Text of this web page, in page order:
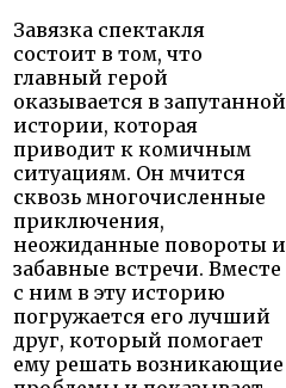
Завязка спектакля
состоит в том, что
главный герой
оказывается в запутанной
истории, которая
приводит к комичным
ситуациям. Он мчится
сквозь многочисленные
приключения,
неожиданные повороты и
забавные встречи. Вместе
с ним в эту историю
погружается его лучший
друг, который помогает
ему решать возникающие